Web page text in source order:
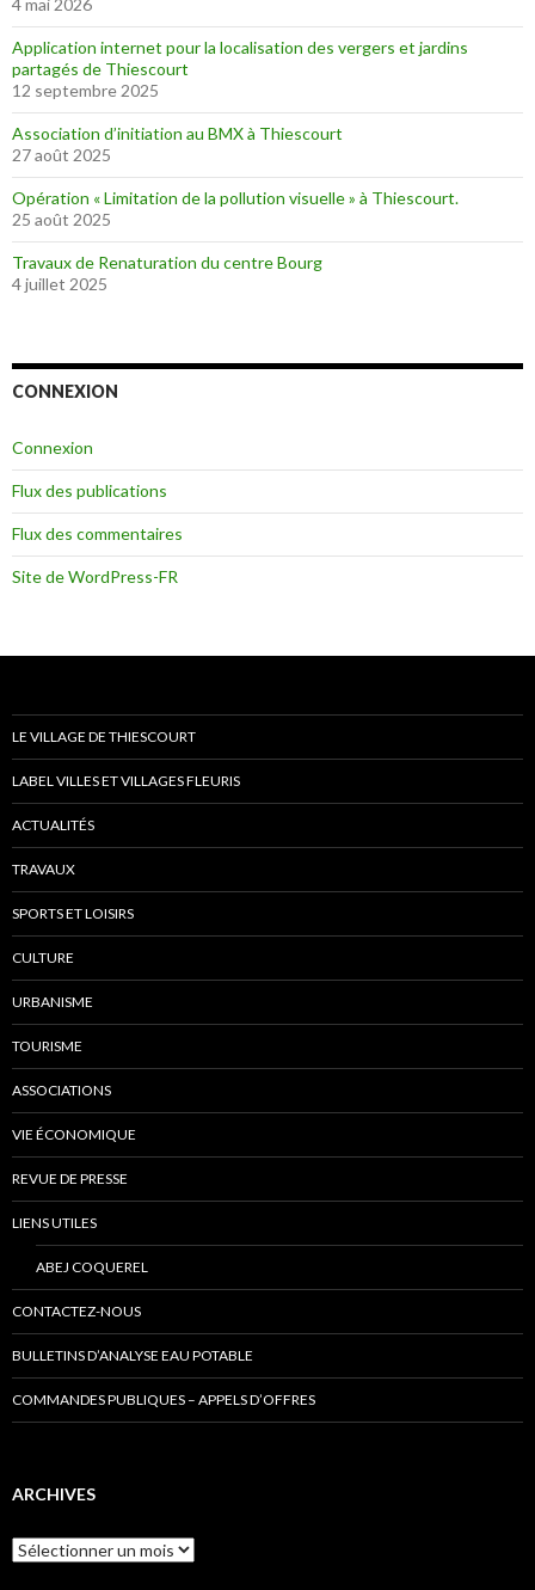
4 mai 2026
Application internet pour la localisation des vergers et jardins
partagés de Thiescourt
12 septembre 2025
Association d’initiation au BMX à Thiescourt
27 août 2025
Opération « Limitation de la pollution visuelle » à Thiescourt.
25 août 2025
Travaux de Renaturation du centre Bourg
4 juillet 2025
CONNEXION
Connexion
Flux des publications
Flux des commentaires
Site de WordPress-FR
LE VILLAGE DE THIESCOURT
LABEL VILLES ET VILLAGES FLEURIS
ACTUALITÉS
TRAVAUX
SPORTS ET LOISIRS
CULTURE
URBANISME
TOURISME
ASSOCIATIONS
VIE ÉCONOMIQUE
REVUE DE PRESSE
LIENS UTILES
ABEJ COQUEREL
CONTACTEZ-NOUS
BULLETINS D’ANALYSE EAU POTABLE
COMMANDES PUBLIQUES – APPELS D’OFFRES
ARCHIVES
Archives